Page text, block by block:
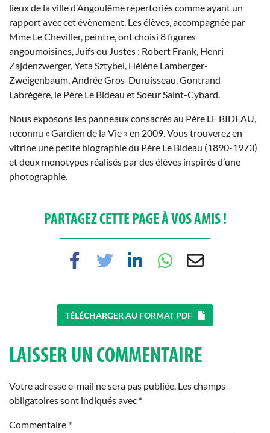
lieux de la ville d’Angoulême répertoriés comme ayant un
rapport avec cet évènement. Les élèves, accompagnée par
Mme Le Cheviller, peintre, ont choisi 8 figures
angoumoisines, Juifs ou Justes : Robert Frank, Henri
Zajdenzwerger, Yeta Sztybel, Hélène Lamberger-
Zweigenbaum, Andrée Gros-Duruisseau, Gontrand
Labrégère, le Père Le Bideau et Soeur Saint-Cybard.
Nous exposons les panneaux consacrés au Père LE BIDEAU,
reconnu « Gardien de la Vie » en 2009. Vous trouverez en
vitrine une petite biographie du Père Le Bideau (1890-1973)
et deux monotypes réalisés par des élèves inspirés d’une
photographie.
PARTAGEZ CETTE PAGE À VOS AMIS !
TÉLÉCHARGER AU FORMAT PDF
LAISSER UN COMMENTAIRE
Votre adresse e-mail ne sera pas publiée. Les champs
obligatoires sont indiqués avec *
Commentaire *